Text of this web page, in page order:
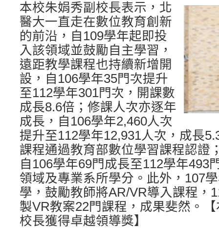
本校朱娟秀副校長表示，北
醫大一直走在數位教育創新
的前沿，自109學年起即投
入該領域並鼓勵自主學習，
遠距教學課程也持續新增開
設，自106學年35門次提升
至112學年301門次，開課數
成長8.6倍；修課人次亦逐年
成長，自106學年2,460人次
提升至112學年12,931人次，成長
課程通過教育部數位學習課程認證
自106學年69門成長至112學年493
領域及專業系所學分。此外，107
學，鼓勵教師將AR/VR導入課程，
製VR教案22門課程，成果斐然。
校長獲得卓越領導獎】